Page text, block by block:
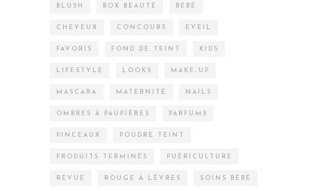
BLUSH BOX BEAUTÉ BÉBÉ
CHEVEUX CONCOURS EVEIL
FAVORIS FOND DE TEINT KIDS
LIFESTYLE LOOKS MAKE-UP
MASCARA MATERNITÉ NAILS
OMBRES À PAUPIÈRES PARFUMS
PINCEAUX POUDRE TEINT
PRODUITS TERMINÉS PUÉRICULTURE
REVUE ROUGE À LÈVRES SOINS BÉBÉ